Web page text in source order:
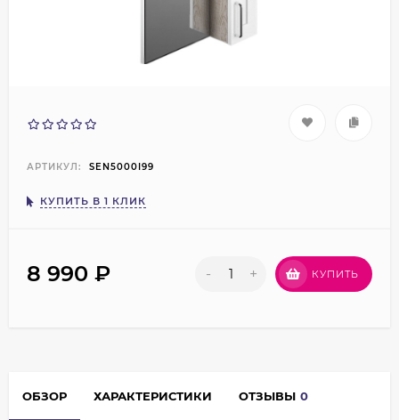
АРТИКУЛ: SEN5000I99
КУПИТЬ В 1 КЛИК
8 990 ₽ - + КУПИТЬ
ОБЗОР ХАРАКТЕРИСТИКИ ОТЗЫВЫ 0